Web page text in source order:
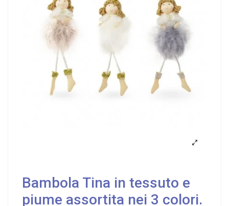
Bambola Tina in tessuto e
piume assortita nei 3 colori.